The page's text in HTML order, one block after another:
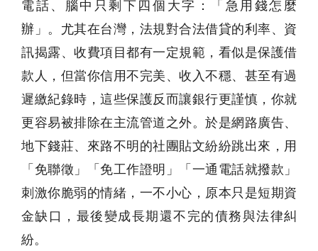
電話、腦中只剩下四個大字：「急用錢怎麼
辦」。尤其在台灣，法規對合法借貸的利率、資
訊揭露、收費項目都有一定規範，看似是保護借
款人，但當你信用不完美、收入不穩、甚至有過
遲繳紀錄時，這些保護反而讓銀行更謹慎，你就
更容易被排除在主流管道之外。於是網路廣告、
地下錢莊、來路不明的社團貼文紛紛跳出來，用
「免聯徵」「免工作證明」「一通電話就撥款」
刺激你脆弱的情緒，一不小心，原本只是短期資
金缺口，最後變成長期還不完的債務與法律糾
紛。